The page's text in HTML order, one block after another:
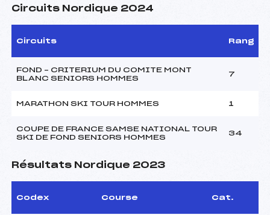
Circuits Nordique 2024
Circuits Rang
FOND – CRITERIUM DU COMITE MONT
BLANC SENIORS HOMMES
7
MARATHON SKI TOUR HOMMES 1
COUPE DE FRANCE SAMSE NATIONAL TOUR
SKI DE FOND SENIORS HOMMES
34
Résultats Nordique 2023
Codex Course Cat.